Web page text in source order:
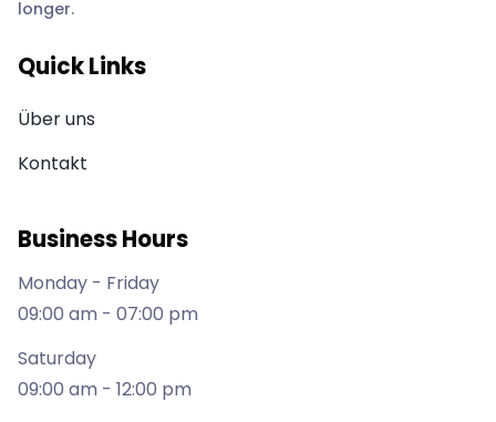
longer.
Quick Links
Über uns
Kontakt
Business Hours
Monday - Friday
09:00 am - 07:00 pm
Saturday
09:00 am - 12:00 pm